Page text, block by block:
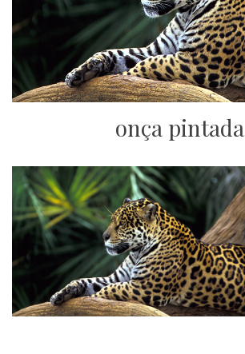
onça pintada